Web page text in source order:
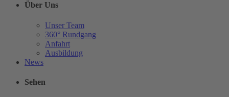
Über Uns
Unser Team
360° Rundgang
Anfahrt
Ausbildung
News
Sehen